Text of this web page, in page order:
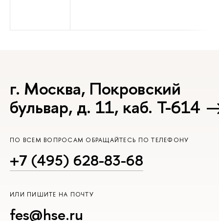
г. Москва, Покровский
бульвар, д. 11, каб. Т-614
ПО ВСЕМ ВОПРОСАМ ОБРАЩАЙТЕСЬ ПО ТЕЛЕФОНУ
+7 (495) 628-83-68
ИЛИ ПИШИТЕ НА ПОЧТУ
fes@hse.ru